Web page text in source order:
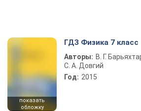
показать
обложку
ГДЗ Физика 7 класс
Авторы: В. Г.
С. А. Довгий
Год: 2015